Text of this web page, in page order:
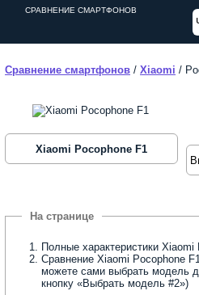
СРАВНЕНИЕ СМАРТФОНОВ
Сравнение смартфонов / Xiaomi /
Xiaomi Pocophone F1
Полные характеристики Xiaomi
Сравнение Xiaomi Pocophone
можете сами выбрать модель
кнопку «Выбрать модель #2»)